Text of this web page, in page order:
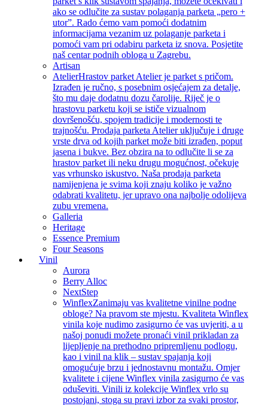
ako se odlučite za sustav polaganja parketa „pero +
utor”. Rado ćemo vam pomoći dodatnim
informacijama vezanim uz polaganje parketa i
pomoći vam pri odabiru parketa iz snova. Posjetite
naš centar podnih obloga u Zagrebu.
Artisan
AtelierHrastov parket Atelier je parket s pričom.
Izrađen je ručno, s posebnim osjećajem za detalje,
što mu daje dodatnu dozu čarolije. Riječ je o
hrastovu parketu koji se ističe vizualnom
dovršenošću, spojem tradicije i modernosti te
trajnošću. Prodaja parketa Atelier uključuje i druge
vrste drva od kojih parket može biti izrađen, poput
jasena i bukve. Bez obzira na to odlučite li se za
hrastov parket ili neku drugu mogućnost, očekuje
vas vrhunsko iskustvo. Naša prodaja parketa
namijenjena je svima koji znaju koliko je važno
odabrati kvalitetu, jer upravo ona najbolje odolijeva
zubu vremena.
Galleria
Heritage
Essence Premium
Four Seasons
Vinil
Aurora
Berry Alloc
NextStep
WinflexZanimaju vas kvalitetne vinilne podne
obloge? Na pravom ste mjestu. Kvaliteta Winflex
vinila koje nudimo zasigurno će vas uvjeriti, a u
našoj ponudi možete pronaći vinil prikladan za
lijepljenje na prethodno pripremljenu podlogu,
kao i vinil na klik – sustav spajanja koji
omogućuje brzu i jednostavnu montažu. Omjer
kvalitete i cijene Winflex vinila zasigurno će vas
oduševiti. Vinili iz kolekcije Winflex vrlo su
postojani, stoga su pravi izbor za svaki prostor,